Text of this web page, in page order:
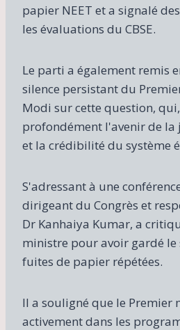
papier NEET et a signalé
les évaluations du CBSE.
Le parti a également remis
silence persistant du
Modi sur cette question,
profondément l'avenir de la
et la crédibilité du système
S'adressant à une
dirigeant du Congrès et
Dr Kanhaiya Kumar, a
ministre pour avoir gardé le
fuites de papier répétées.
Il a souligné que le Premier
activement dans les